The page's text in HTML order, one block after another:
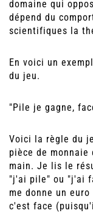
domaine qui
dépend du
scientifiques la
En voici un
du jeu.
"Pile je gagne,
Voici la règle du
pièce de
main. Je lis le
"j'ai pile" ou "j'ai
me donne un
c'est face